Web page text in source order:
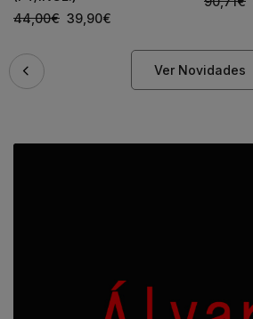
44,00€ 39,90€
Ver Novidades